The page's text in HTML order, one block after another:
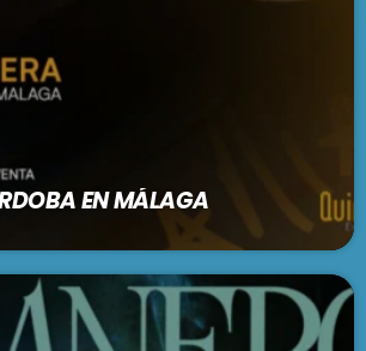
EN MÁLAGA